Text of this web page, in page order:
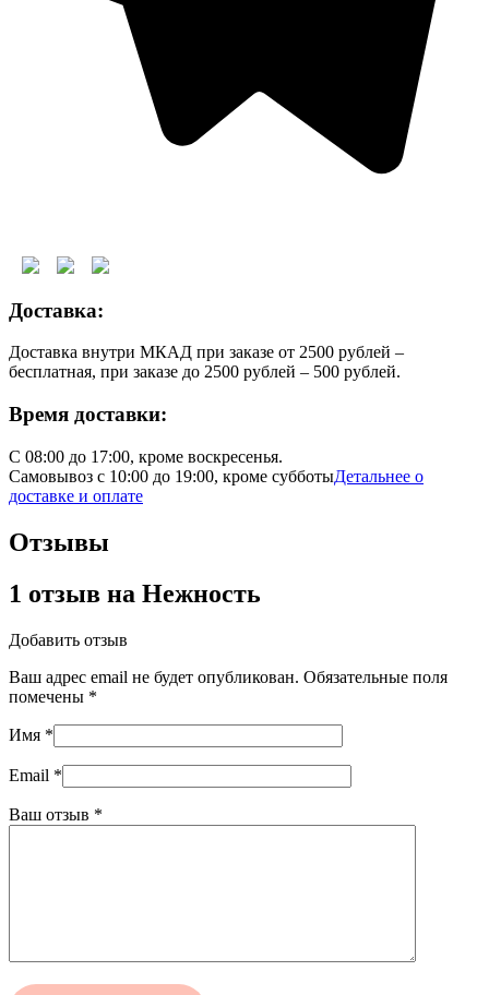
Доставка:
Доставка внутри МКАД при заказе от 2500 рублей –
бесплатная, при заказе до 2500 рублей – 500 рублей.
Время доставки:
С 08:00 до 17:00, кроме воскресенья.
Самовывоз с 10:00 до 19:00, кроме субботыДетальнее о
доставке и оплате
Отзывы
1 отзыв на Нежность
Добавить отзыв
Ваш адрес email не будет опубликован. Обязательные поля
помечены *
Имя *
Email *
Ваш отзыв *